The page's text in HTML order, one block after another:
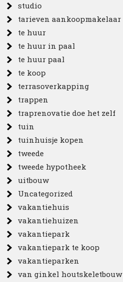
studio
tarieven aankoopmakelaar
te huur
te huur in paal
te huur paal
te koop
terrasoverkapping
trappen
traprenovatie doe het zelf
tuin
tuinhuisje kopen
tweede
tweede hypotheek
uitbouw
Uncategorized
vakantiehuis
vakantiehuizen
vakantiepark
vakantiepark te koop
vakantieparken
van ginkel houtskeletbouw